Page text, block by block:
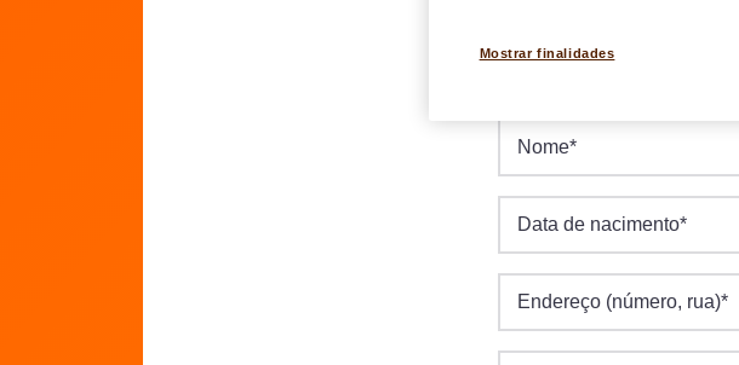
Os seus dados
Nome*
Data de nacimento*
Endereço (número, rua)*
Mostrar finalidades